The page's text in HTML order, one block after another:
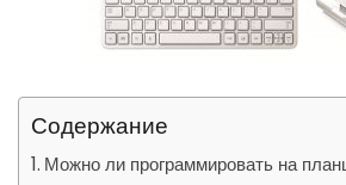
Содержание
Можно ли программировать на